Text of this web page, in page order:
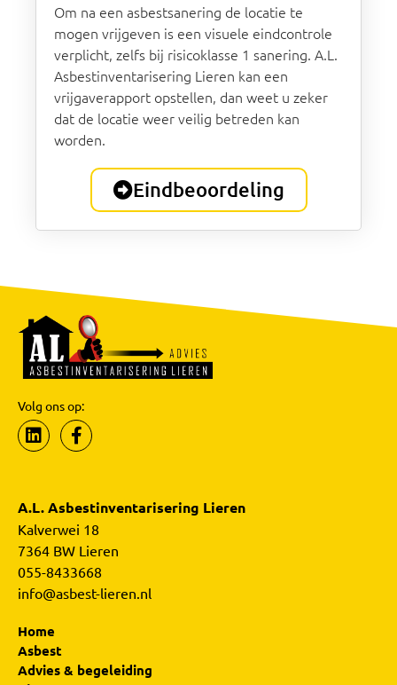
Om na een asbestsanering de locatie te
mogen vrijgeven is een visuele eindcontrole
verplicht, zelfs bij risicoklasse 1 sanering. A.L.
Asbestinventarisering Lieren kan een
vrijgaverapport opstellen, dan weet u zeker
dat de locatie weer veilig betreden kan
worden.
Eindbeoordeling
Volg ons op:
A.L. Asbestinventarisering Lieren
Kalverwei 18
7364 BW Lieren
055-8433668
info@asbest-lieren.nl
Home
Asbest
Advies & begeleiding